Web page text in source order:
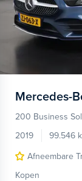
Mercedes-
200 Business
2019
99.546
Afneembare
Kopen